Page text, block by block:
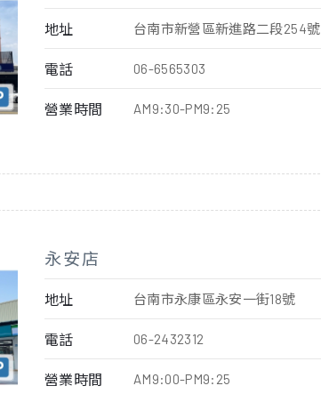
營業時間 AM9:30-PM9:25
電話 06-6565303
地址 台南市新營區新進路二段254號
永安店
營業時間 AM9:00-PM9:25
電話 06-2432312
地址 台南市永康區永安一街18號